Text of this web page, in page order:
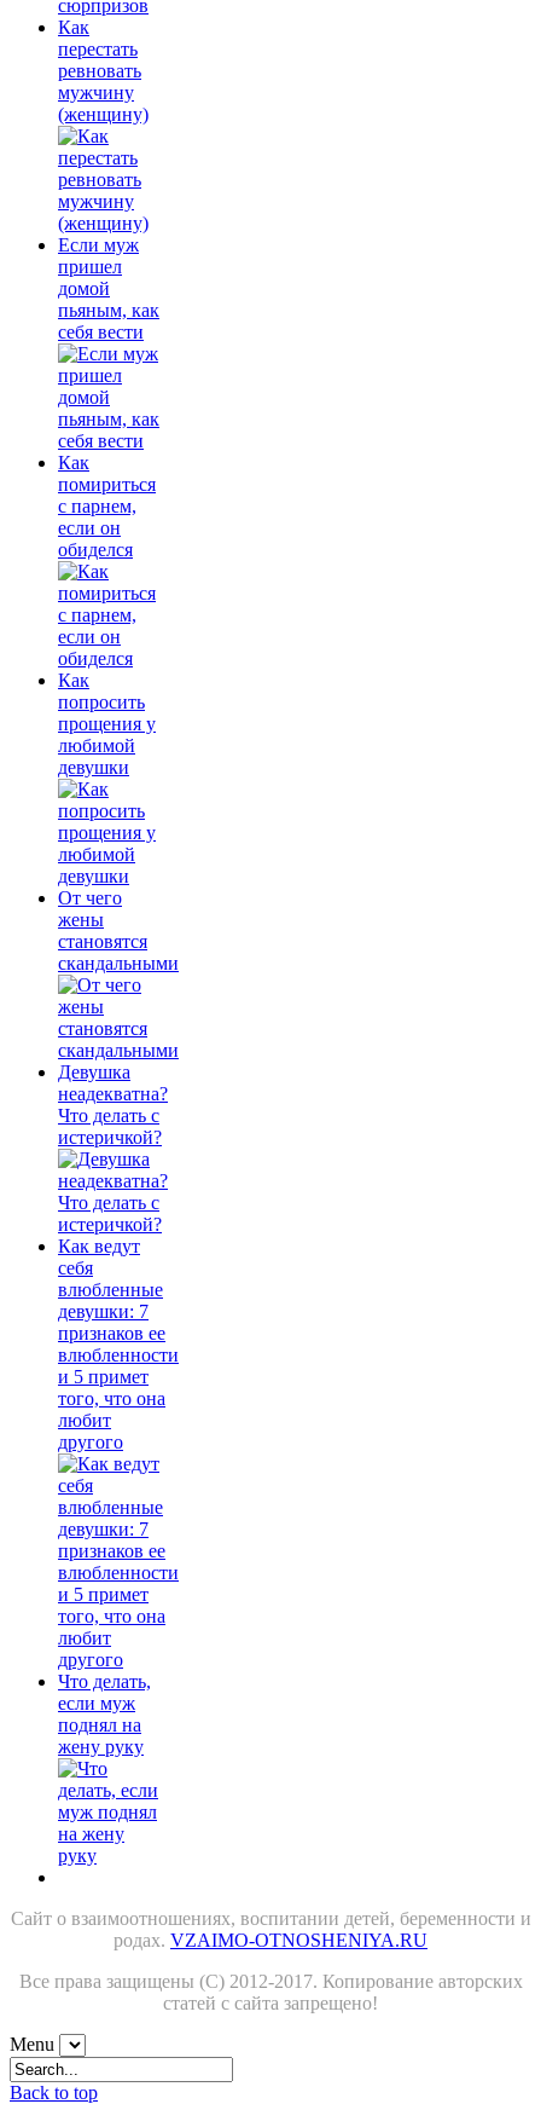
Как
перестать
ревновать
мужчину
(женщину)
Если муж
пришел
домой
пьяным, как
себя вести
Как
помириться
с парнем,
если он
обиделся
Как
попросить
прощения у
любимой
девушки
От чего
жены
становятся
скандальными
Девушка
неадекватна?
Что делать с
истеричкой?
Как ведут
себя
влюбленные
девушки: 7
признаков ее
влюбленности
и 5 примет
того, что она
любит
другого
Что делать,
если муж
поднял на
жену руку
Сайт о взаимоотношениях, воспитании детей, беременности и
родах. VZAIMO-OTNOSHENIYA.RU
Все права защищены (С) 2012-2017. Копирование авторских
статей с сайта запрещено!
Menu
Back to top